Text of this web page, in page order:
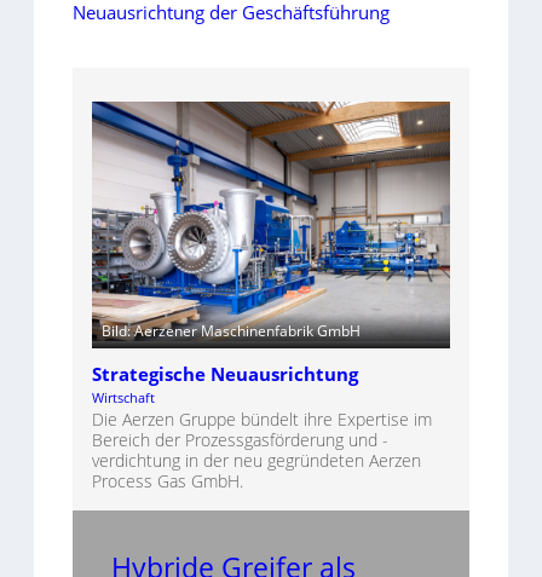
Neuausrichtung der Geschäftsführung
Bild: Aerzener Maschinenfabrik GmbH
Strategische Neuausrichtung
Wirtschaft
Die Aerzen Gruppe bündelt ihre Expertise im
Bereich der Prozessgasförderung und -
verdichtung in der neu gegründeten Aerzen
Process Gas GmbH.
Hybride Greifer als